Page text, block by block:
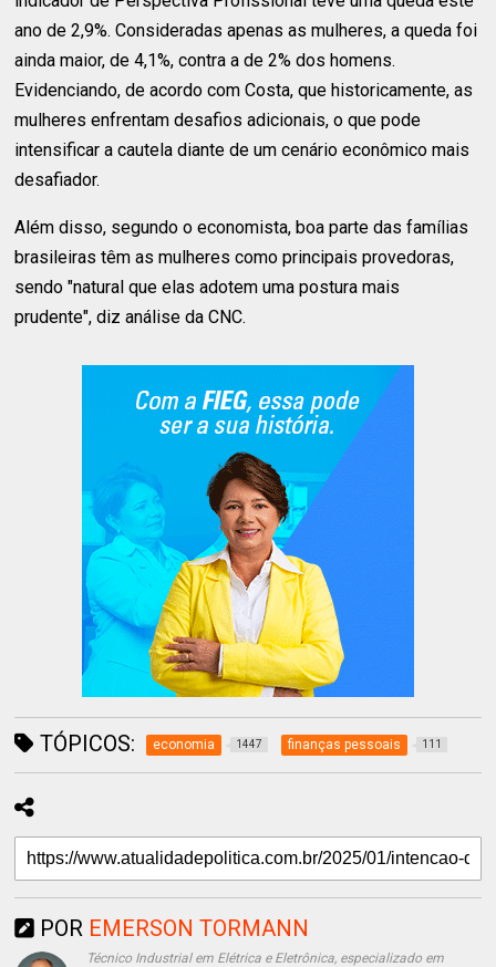
ano de 2,9%. Consideradas apenas as mulheres, a queda foi
ainda maior, de 4,1%, contra a de 2% dos homens.
Evidenciando, de acordo com Costa, que historicamente, as
mulheres enfrentam desafios adicionais, o que pode
intensificar a cautela diante de um cenário econômico mais
desafiador.
Além disso, segundo o economista, boa parte das famílias
brasileiras têm as mulheres como principais provedoras,
sendo "natural que elas adotem uma postura mais
prudente", diz análise da CNC.
TÓPICOS: economia 1447 finanças pessoais 111
POR EMERSON TORMANN
Técnico Industrial em Elétrica e Eletrônica, especializado em